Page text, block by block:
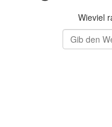
Wieviel